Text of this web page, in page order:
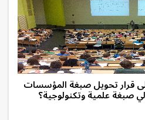
قرار تحويل صبغة المؤسسات
صبغة علمية وتكنولوجية؟